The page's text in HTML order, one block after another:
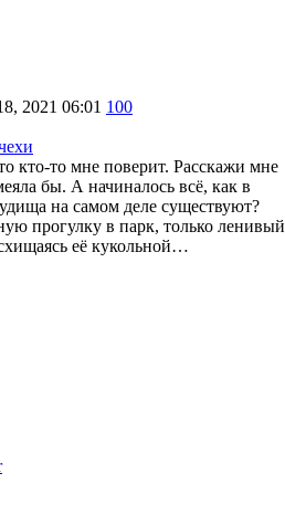
2021 06:01 100
кто-то мне поверит. Расскажи мне
бы. А начиналось всё, как в
на самом деле существуют?
прогулку в парк, только ленивый
её кукольной…